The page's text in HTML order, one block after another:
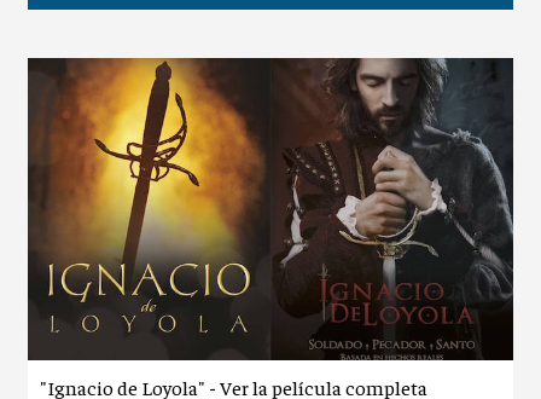
"Ignacio de Loyola" - Ver la película completa